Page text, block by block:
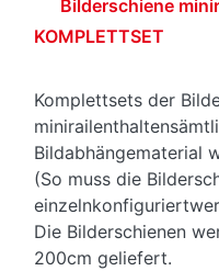
Bilderschiene
KOMPLETTSET
Komplettsets der
Bildabhängematerial
(So muss die
Die Bilderschienen
200cm geliefert.